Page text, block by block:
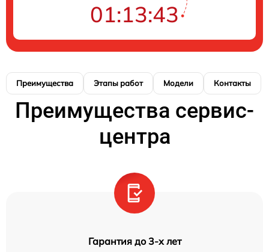
01:13:42
Преимущества Этапы работ Модели Контакты
Преимущества сервис-
центра
Гарантия до 3-х лет